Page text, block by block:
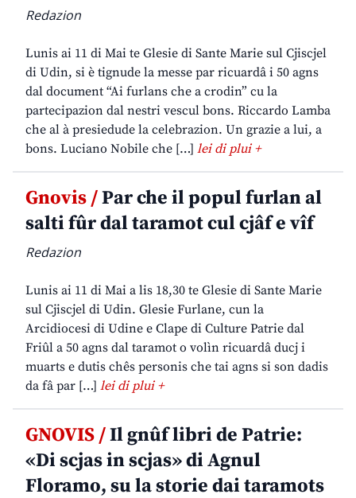
Redazion
Lunis ai 11 di Mai te Glesie di Sante Marie sul Cjiscjel
di Udin, si è tignude la messe par ricuardâ i 50 agns
dal document “Ai furlans che a crodin” cu la
partecipazion dal nestri vescul bons. Riccardo Lamba
che al à presiedude la celebrazion. Un grazie a lui, a
bons. Luciano Nobile che […] lei di plui +
Gnovis /Par che il popul furlan al
salti fûr dal taramot cul cjâf e vîf
Redazion
Lunis ai 11 di Mai a lis 18,30 te Glesie di Sante Marie
sul Cjiscjel di Udin. Glesie Furlane, cun la
Arcidiocesi di Udine e Clape di Culture Patrie dal
Friûl a 50 agns dal taramot o volìn ricuardâ ducj i
muarts e dutis chês personis che tai agns si son dadis
da fâ par […] lei di plui +
GNOVIS /Il gnûf libri de Patrie:
«Di scjas in scjas» di Agnul
Floramo, su la storie dai taramots